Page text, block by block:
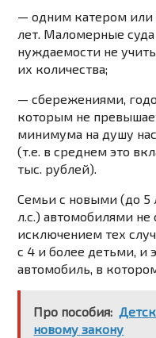
— одним катером
лет. Маломерные
нуждаемости не
их количества;
— сбережениями,
которым не
минимума на душу
(т.е. в среднем это
тыс. рублей).
Семьи с новыми (до
л.с.) автомобилями не
исключением тех
с 4 и более детьми, и
автомобиль, в
Про пособия:
новому закону